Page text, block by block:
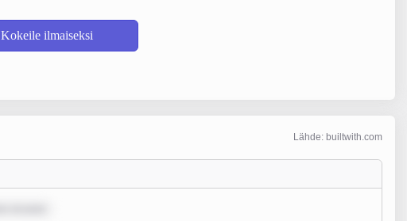
Kokeile ilmaiseksi
Lähde: builtwith.com